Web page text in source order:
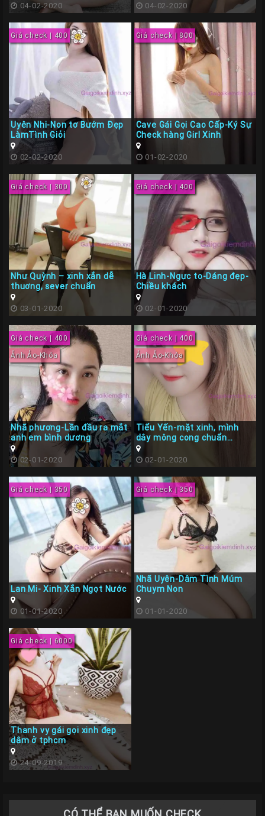
04-02-2020 04-02-2020
Giá check | 400
Uyên Nhi-Non tơ Bướm Đẹp
LàmTình Giỏi
02-02-2020
Giá check | 800
Cave Gái Gọi Cao Cấp-Ký Sự
Check hàng Girl Xinh
01-02-2020
Giá check | 300
Như Quỳnh – xinh xắn dễ
thuơng, sever chuẩn
03-01-2020
Giá check | 400
Hà Linh-Ngực to-Dáng đẹp-
Chiều khách
02-01-2020
Giá check | 400
Ảnh Ảo-Khóa
Nhã phương-Lần đầu ra mắt
anh em bình dương
02-01-2020
Giá check | 400
Ảnh Ảo-Khóa
Tiểu Yến-mặt xinh, mình
dây mông cong chuẩn
moder
02-01-2020
Giá check | 350
Lan Mi- Xinh Xắn Ngọt Nước
01-01-2020
Giá check | 350
Nhã Uyên-Dâm Tình Múm
Chuym Non
01-01-2020
Giá check | 6000
Thanh vy gái gọi xinh đẹp
dâm ở tphcm
24-09-2019